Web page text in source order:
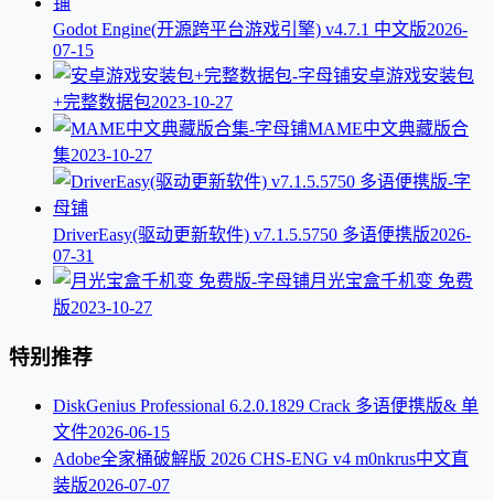
Godot Engine(开源跨平台游戏引擎) v4.7.1 中文版2026-
07-15
安卓游戏安装包
+完整数据包2023-10-27
MAME中文典藏版合
集2023-10-27
DriverEasy(驱动更新软件) v7.1.5.5750 多语便携版2026-
07-31
月光宝盒千机变 免费
版2023-10-27
特别推荐
DiskGenius Professional 6.2.0.1829 Crack 多语便携版& 单
文件2026-06-15
Adobe全家桶破解版 2026 CHS-ENG v4 m0nkrus中文直
装版2026-07-07